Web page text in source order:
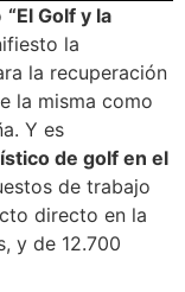
“El Golf y la
la
la recuperación
la misma como
Y es
de golf en el
de trabajo
directo en la
y de 12.700